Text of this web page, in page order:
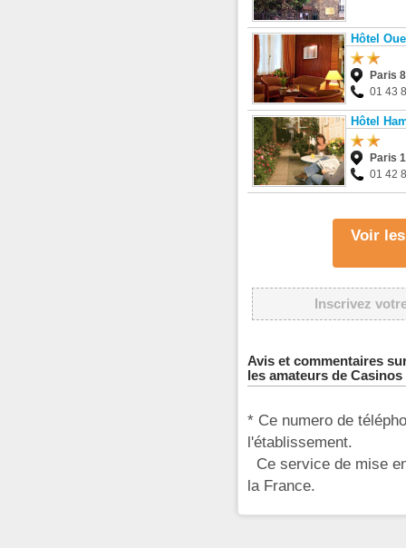
Hôtel
Paris
01 43
Hôtel
Paris
01 42
Voir
Inscrivez
Avis et commentaires
les amateurs de Casinos
* Ce numero de
l'établissement.
Ce service de mise
la France.